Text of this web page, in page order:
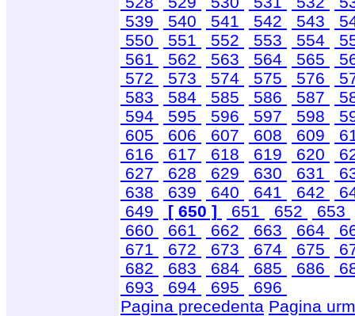
539
540 541 542 543
550
551 552 553 554
561
562 563 564 565
572
573 574 575 576
583
584 585 586 587
594
595 596 597 598
605
606 607 608 609
616
617 618 619 620
627
628 629 630 631
638
639 640 641 642
649
[ 650 ] 651 652
653
660
661 662 663 664
671
672 673 674 675
682
683 684 685 686
693
694 695
696
Pagina precedenta Pagina